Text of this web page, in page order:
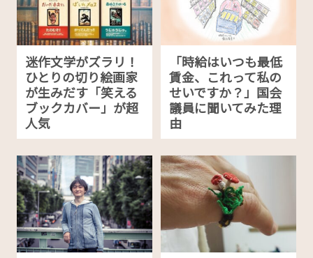
迷作文学がズラリ！
ひとりの切り絵画家
が生みだす「笑える
ブックカバー」が超
人気
「時給はいつも最低
賃金、これって私の
せいですか？」国会
議員に聞いてみた理
由